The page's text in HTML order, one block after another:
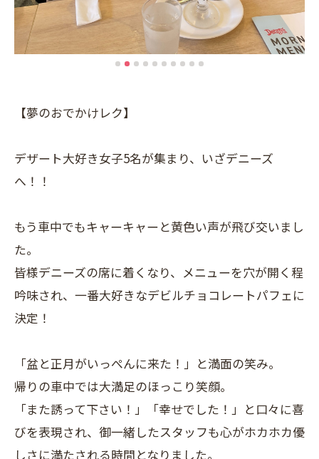
【夢のおでかけレク】
デザート大好き女子5名が集まり、いざデニーズ
へ！！
もう車中でもキャーキャーと黄色い声が飛び交いまし
た。
皆様デニーズの席に着くなり、メニューを穴が開く程
吟味され、一番大好きなデビルチョコレートパフェに
決定！
「盆と正月がいっぺんに来た！」と満面の笑み。
帰りの車中では大満足のほっこり笑顔。
「また誘って下さい！」「幸せでした！」と口々に喜
びを表現され、御一緒したスタッフも心がホカホカ優
しさに満たされる時間となりました。